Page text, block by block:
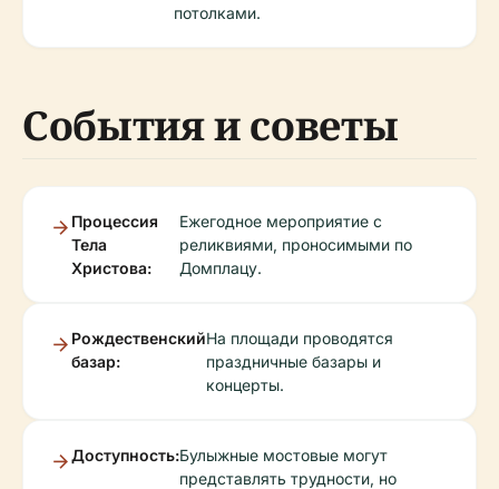
потолками.
События и советы
Процессия
Тела
Христова:
Ежегодное мероприятие с
реликвиями, проносимыми по
Домплацу.
Рождественский
базар:
На площади проводятся
праздничные базары и
концерты.
Доступность:Булыжные мостовые могут
представлять трудности, но